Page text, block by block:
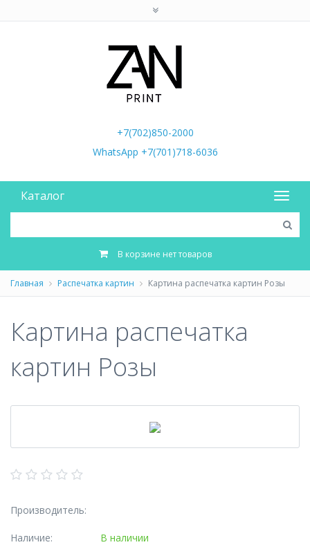
+7(702)850-2000
WhatsApp +7(701)718-6036
Каталог
В корзине нет товаров
Главная Распечатка картин Картина распечатка картин Розы
Картина распечатка
картин Розы
Производитель:
Наличие: В наличии